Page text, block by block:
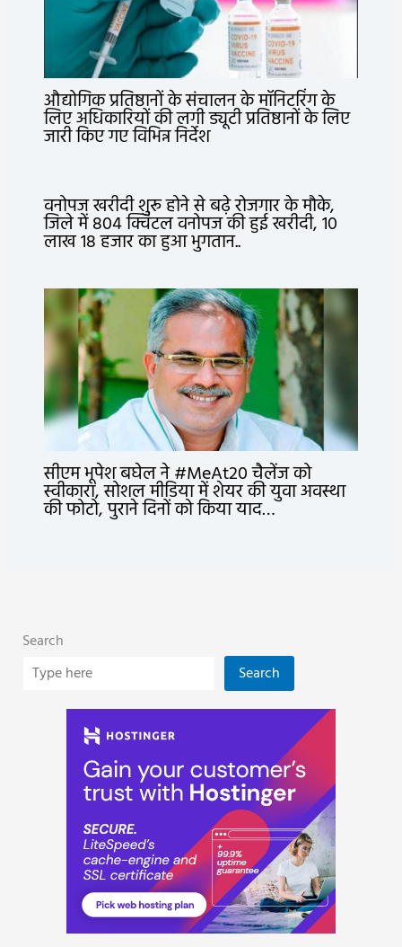
औद्योगिक प्रतिष्ठानों के संचालन के मॉनिटरिंग के
लिए अधिकारियों की लगी ड्यूटी प्रतिष्ठानों के लिए
जारी किए गए विभिन्न निर्देश
वनोपज खरीदी शुरू होने से बढ़े रोजगार के मौके,
जिले में 804 क्विंटल वनोपज की हुई खरीदी, 10
लाख 18 हजार का हुआ भुगतान..
सीएम भूपेश बघेल ने #MeAt20 चैलेंज को
स्वीकारा, सोशल मीडिया में शेयर की युवा अवस्था
की फोटो, पुराने दिनों को किया याद…
Search
Search